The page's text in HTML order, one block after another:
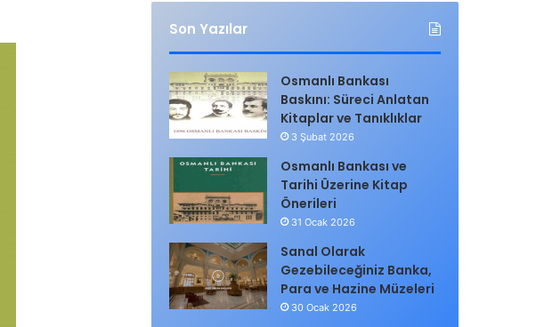
Son Yazılar
Osmanlı Bankası
Baskını: Süreci Anlatan
Kitaplar ve Tanıklıklar
3 Şubat 2026
Osmanlı Bankası ve
Tarihi Üzerine Kitap
Önerileri
31 Ocak 2026
Sanal Olarak
Gezebileceğiniz Banka,
Para ve Hazine Müzeleri
30 Ocak 2026